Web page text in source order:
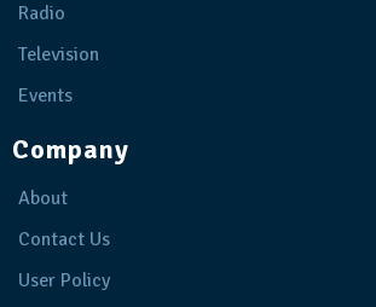
Radio
Television
Events
Company
About
Contact Us
User Policy